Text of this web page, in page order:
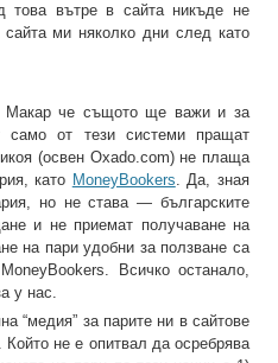
това вътре в сайта никъде не
ми няколко дни след като
Макар че същото ще важи и за
от тези системи пращат
(освен Oxado.com) не плаща
като MoneyBookers. Да, зная
но не става — българските
и не приемат получаване на
на пари удобни за ползване са
Всичко останало,
у нас.
“медия” за парите ни в сайтове
Който не е опитвал да осребрява